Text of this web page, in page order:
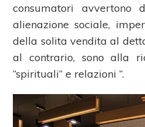
consumatori avvertono
alienazione sociale,
della solita vendita al
al contrario, sono alla
“spirituali” e relazioni “.